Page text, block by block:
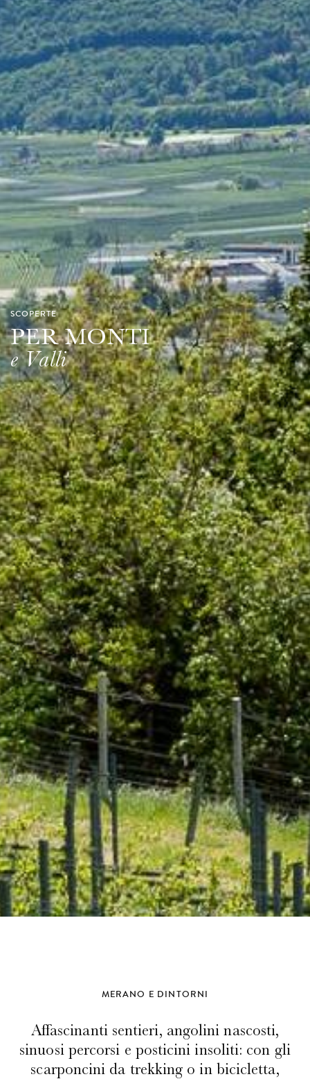
SCOPERTE
PER MONTI
e Valli
MERANO E DINTORNI
Affascinanti sentieri, angolini nascosti,
sinuosi percorsi e posticini insoliti: con gli
scarponcini da trekking o in bicicletta,